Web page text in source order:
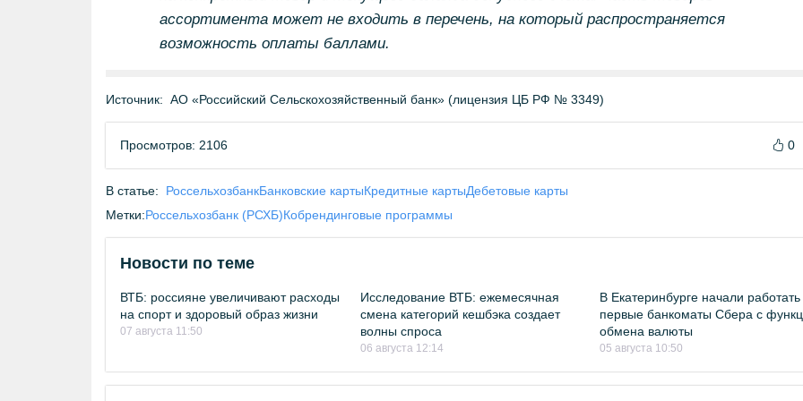
ассортимента может не входить в перечень, на который распространяется
возможность оплаты баллами.
Источник: АО «Российский Сельскохозяйственный банк» (лицензия ЦБ РФ № 3349)
Просмотров: 2106 0
В статье: РоссельхозбанкБанковские картыКредитные картыДебетовые карты
Метки:Россельхозбанк (РСХБ)Кобрендинговые программы
Новости по теме
ВТБ: россияне увеличивают расходы
на спорт и здоровый образ жизни
07 августа 11:50
Исследование ВТБ: ежемесячная
смена категорий кешбэка создает
волны спроса
06 августа 12:14
В Екатеринбурге начали работать
первые банкоматы Сбера с
обмена валюты
05 августа 10:50